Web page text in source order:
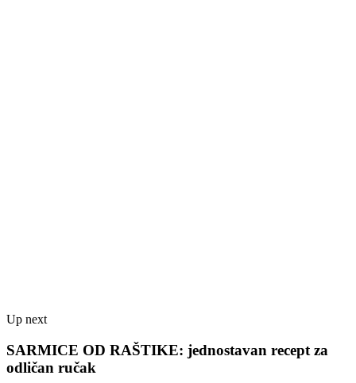
Up next
SARMICE OD RAŠTIKE: jednostavan recept za
odličan ručak